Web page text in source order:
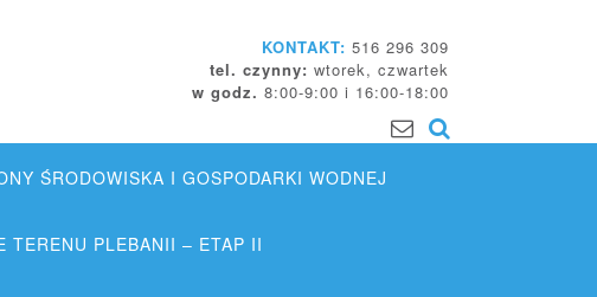
KONTAKT: 516 296 309
tel. czynny: wtorek, czwartek
w godz. 8:00-9:00 i 16:00-18:00
ŚRODOWISKA I GOSPODARKI WODNEJ
TERENU PLEBANII – ETAP II